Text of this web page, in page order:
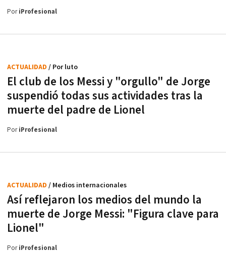
PoriProfesional
El club de los Messi y "orgullo" de Jorge
suspendió todas sus actividades tras la
muerte del padre de Lionel
ACTUALIDAD / Por luto
PoriProfesional
Así reflejaron los medios del mundo la
muerte de Jorge Messi: "Figura clave para
Lionel"
ACTUALIDAD / Medios internacionales
PoriProfesional